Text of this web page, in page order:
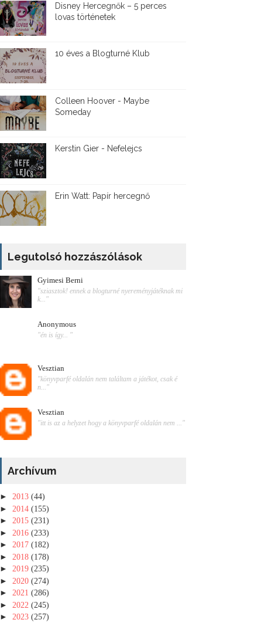
Disney ​Hercegnők – 5 perces
lovas történetek
10 éves a Blogturné Klub
Colleen Hoover - Maybe
Someday
Kerstin Gier - Nefelejcs
Erin Watt: Papír hercegnő
Legutolsó hozzászólások
Gyimesi Berni
"sziasztok! ennek a blogturné nyereményjátéknak mi
k..."
Anonymous
"én is így... "
Vesztian
"könyvparfé oldalán nem találtam a játékot, csak é
n..."
Vesztian
"itt is az a helyzet hogy a könyvparfé oldalán nem ..."
Archívum
► 2013 (44)
► 2014 (155)
► 2015 (231)
► 2016 (233)
► 2017 (182)
► 2018 (178)
► 2019 (235)
► 2020 (274)
► 2021 (286)
► 2022 (245)
► 2023 (257)